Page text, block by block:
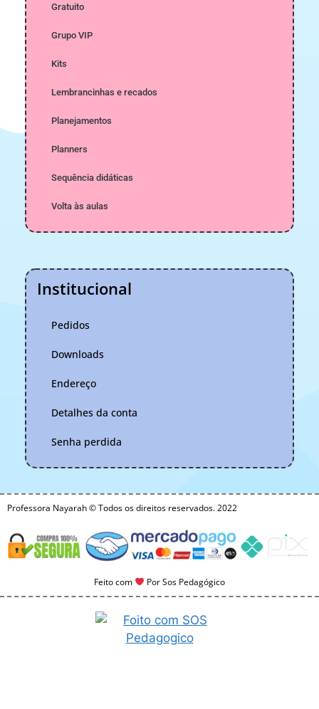
Gratuito
Grupo VIP
Kits
Lembrancinhas e recados
Planejamentos
Planners
Sequência didáticas
Volta às aulas
Institucional
Pedidos
Downloads
Endereço
Detalhes da conta
Senha perdida
Professora Nayarah © Todos os direitos reservados. 2022
Feito com Por Sos Pedagógico